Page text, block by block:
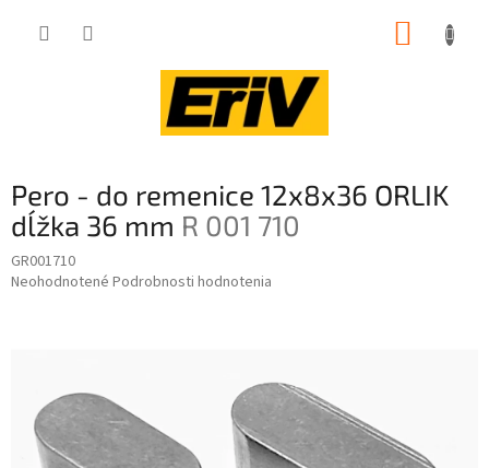
Pero - do remenice 12x8x36 ORLIK
dĺžka 36 mm R 001 710
GR001710
Priemerné
hviezdičiek.
Neohodnotené Podrobnosti hodnotenia